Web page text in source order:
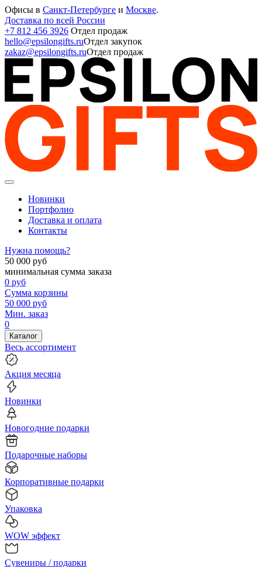
Офисы в Санкт-Петербурге и Москве.
Доставка по всей России
+7 812 456 3926 Отдел продаж
hello@epsilongifts.ruОтдел закупок
zakaz@epsilongifts.ruОтдел продаж
Новинки
Портфолио
Доставка и оплата
Контакты
Нужна помощь?
50 000 руб
минимальная сумма заказа
0 руб
Сумма корзины
50 000 руб
Мин. заказ
0
Каталог
Весь ассортимент
Акция месяца
Новинки
Новогодние подарки
Подарочные наборы
Корпоративные подарки
Упаковка
WOW эффект
Сувениры / подарки